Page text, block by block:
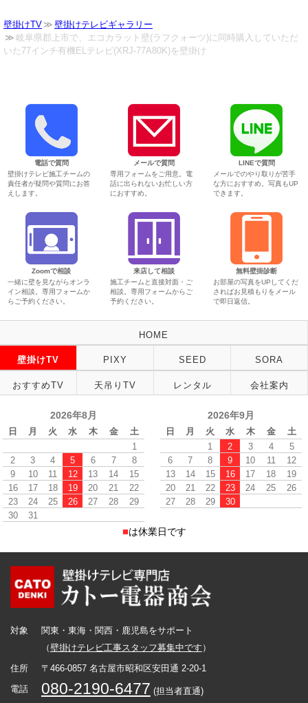
壁掛けTV
壁掛けテレビギャラリー
岐阜県郡上市で、エコカラット壁(ラフクォーツ)に同時購入していただ
いた77インチ有機ELテレビ(XRJ-77A80K)を壁掛け
電話で質問
壁掛けテレビ施工チームの
責任者が疑問や質問にお答
えします。
メールで質問
専用フォームをご用意。電
話に出られないお忙しい方
におすすめ。
LINEで質問
メールでのやり取りが苦手
な方におすすめ。写真もUP
できます。
Zoomで相談
一緒に壁を見ながらオンラ
イン相談。専用フォームか
らご予約ください。
来店して相談
施工チームと直接対面・ご
相談。専用フォームからご
予約ください。
無料壁掛診断
お部屋の写真をUPしてくだ
さればお見積もりをメール
で即日返信。
HOME
壁掛けTV PIXY SEED SORA
おすすめTV 天吊りTV レンタル 会社案内
2026年8月
日 月 火 水 木 金
土
1
2
3 4 5 6 7
8
9
10 11 12 13 14
15
16
17 18 19 20 21
22
23
24 25 26 27 28
29
30
31
2026年9月
日 月 火 水 木 金
土
1
2 3 4
5
6
7 8 9 10 11
12
13
14 15 16 17 18
19
20
21 22 23 24 25
26
27
28 29 30
■は休業日です
対象
関東・東海・関西・鹿児島をサポート
（壁掛けテレビ工事スタッフ募集中です ）
住所
〒466-0857 名古屋市昭和区安田通 2-20-1
電話
080-2190-6477 (担当者直通)